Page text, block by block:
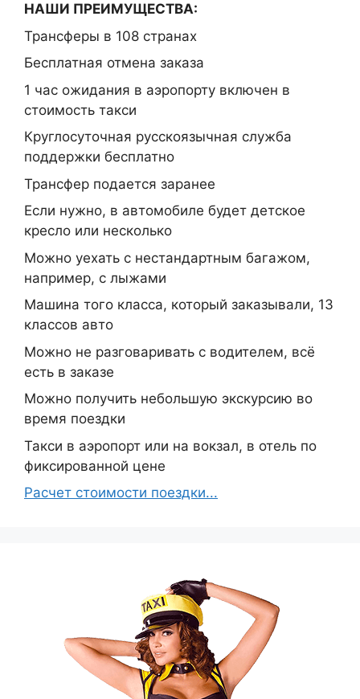
НАШИ ПРЕИМУЩЕСТВА:
Трансферы в 108 странах
Бесплатная отмена заказа
1 час ожидания в аэропорту включен в
стоимость такси
Круглосуточная русскоязычная служба
поддержки бесплатно
Трансфер подается заранее
Если нужно, в автомобиле будет детское
кресло или несколько
Можно уехать с нестандартным багажом,
например, с лыжами
Машина того класса, который заказывали, 13
классов авто
Можно не разговаривать с водителем, всё
есть в заказе
Можно получить небольшую экскурсию во
время поездки
Такси в аэропорт или на вокзал, в отель по
фиксированной цене
Расчет стоимости поездки...